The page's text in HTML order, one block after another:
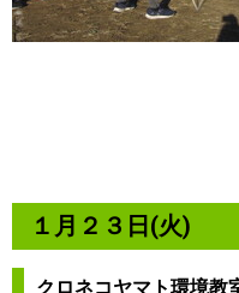
１月２３日(火)
クロネコヤマト環境